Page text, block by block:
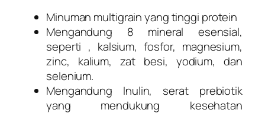
Minuman multigrain yang tinggi protein
Mengandung 8 mineral esensial,
seperti , kalsium, fosfor, magnesium,
zinc, kalium, zat besi, yodium, dan
selenium.
Mengandung Inulin, serat prebiotik
yang mendukung kesehatan